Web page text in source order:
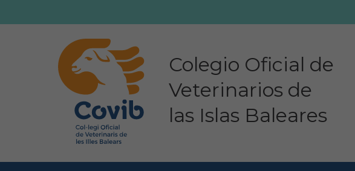
Colegio Oficial de
Veterinarios de
las Islas Baleares